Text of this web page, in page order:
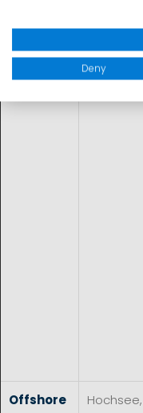
Offshore
Hochsee,
Deny